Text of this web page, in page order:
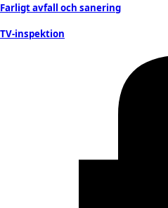
Farligt avfall och sanering
TV-inspektion